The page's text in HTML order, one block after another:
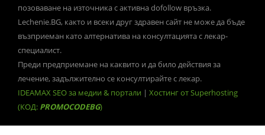
позоваване на източника с активна dofollow връзка.
Lechenie.BG, както и всеки друг здравен сайт не може да бъде
възприеман като алтернатива на консултацията с лекар-
специалист.
Преди предприемане на каквито и да било действия за
лечение, задължително се консултирайте с лекар.
IDEAMAX SEO за медии & портали | Хостинг от Superhosting
(КОД: PROMOCODEBG)